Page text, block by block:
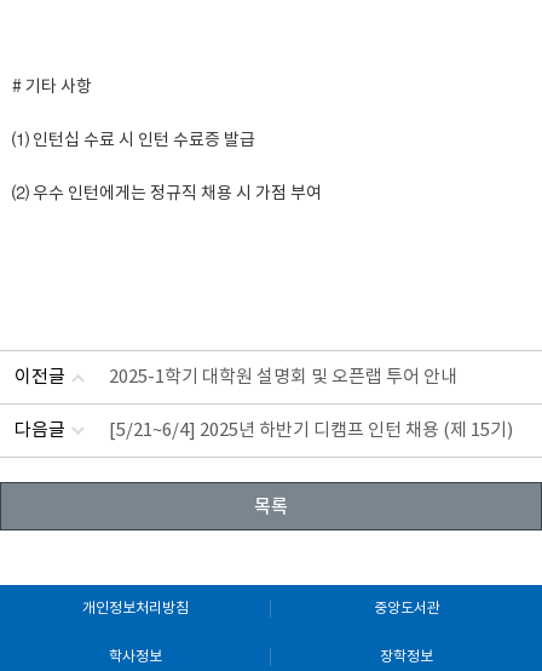
# 기타 사항
⑴ 인턴십 수료 시 인턴 수료증 발급
⑵ 우수 인턴에게는 정규직 채용 시 가점 부여
이전글 2025-1학기 대학원 설명회 및 오픈랩 투어 안내
다음글 [5/21~6/4] 2025년 하반기 디캠프 인턴 채용 (제 15기)
목록
개인정보처리방침 중앙도서관
학사정보 장학정보